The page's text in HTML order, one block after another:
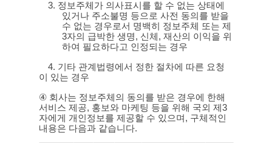
3. 정보주체가 의사표시를 할 수 없는 상태에
있거나 주소불명 등으로 사전 동의를 받을
수 없는 경우로서 명백히 정보주체 또는 제
3자의 급박한 생명, 신체 , 재산의 이익을 위
하여 필요하다고 인정되는 경우
4. 기타 관계법령에서 정한 절차에 따른 요청
이 있는 경우
④ 회사는 정보주체의 동의를 받은 경우에 한해
서비스 제공, 홍보와 마케팅 등을 위해 국외 제3
자에게 개인정보를 제공할 수 있으며 , 구체적인
내용은 다음과 같습니다.